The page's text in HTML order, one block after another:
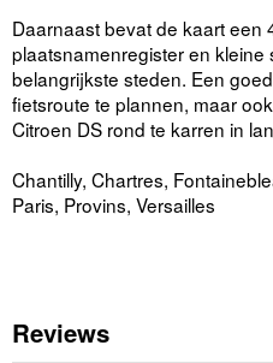
Daarnaast bevat de kaart een
plaatsnamenregister en
belangrijkste steden. Een
fietsroute te plannen, maar
Citroen DS rond te karren in
Chantilly, Chartres,
Paris, Provins, Versailles
Reviews